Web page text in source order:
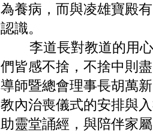
為養病，而與凌雄寶殿
認識。
李道長對教道的用心
們皆感不捨，不捨中則
導師暨總會理事長胡萬
教內治喪儀式的安排與
助靈堂誦經，與陪伴家